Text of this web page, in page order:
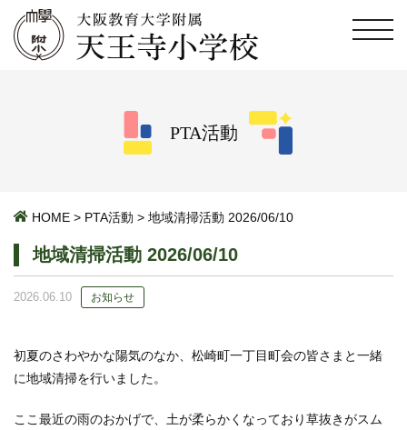
PTA活動
HOME > PTA活動 > 地域清掃活動 2026/06/10
地域清掃活動 2026/06/10
2026.06.10 お知らせ
初夏のさわやかな陽気のなか、松崎町一丁目町会の皆さまと一緒
に地域清掃を行いました。
ここ最近の雨のおかげで、土が柔らかくなっており草抜きがスム